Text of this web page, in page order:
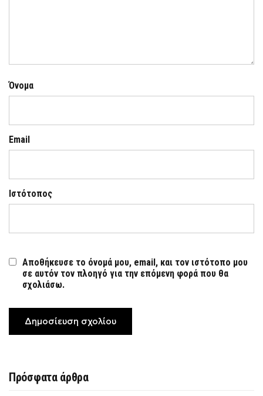
Όνομα
Email
Ιστότοπος
Αποθήκευσε το όνομά μου, email, και τον ιστότοπο μου
σε αυτόν τον πλοηγό για την επόμενη φορά που θα
σχολιάσω.
Πρόσφατα άρθρα